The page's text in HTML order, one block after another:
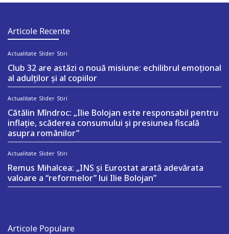
Articole Recente
Actualitate Slider Stiri
Club 32 are astăzi o nouă misiune: echilibrul emoțional
al adulților și al copiilor
Actualitate Slider Stiri
Cătălin Mîndroc: „Ilie Bolojan este responsabil pentru
inflație, scăderea consumului și presiunea fiscală
asupra românilor”
Actualitate Slider Stiri
Remus Mihalcea: „INS și Eurostat arată adevărata
valoare a “reformelor” lui Ilie Bolojan”
Articole Populare